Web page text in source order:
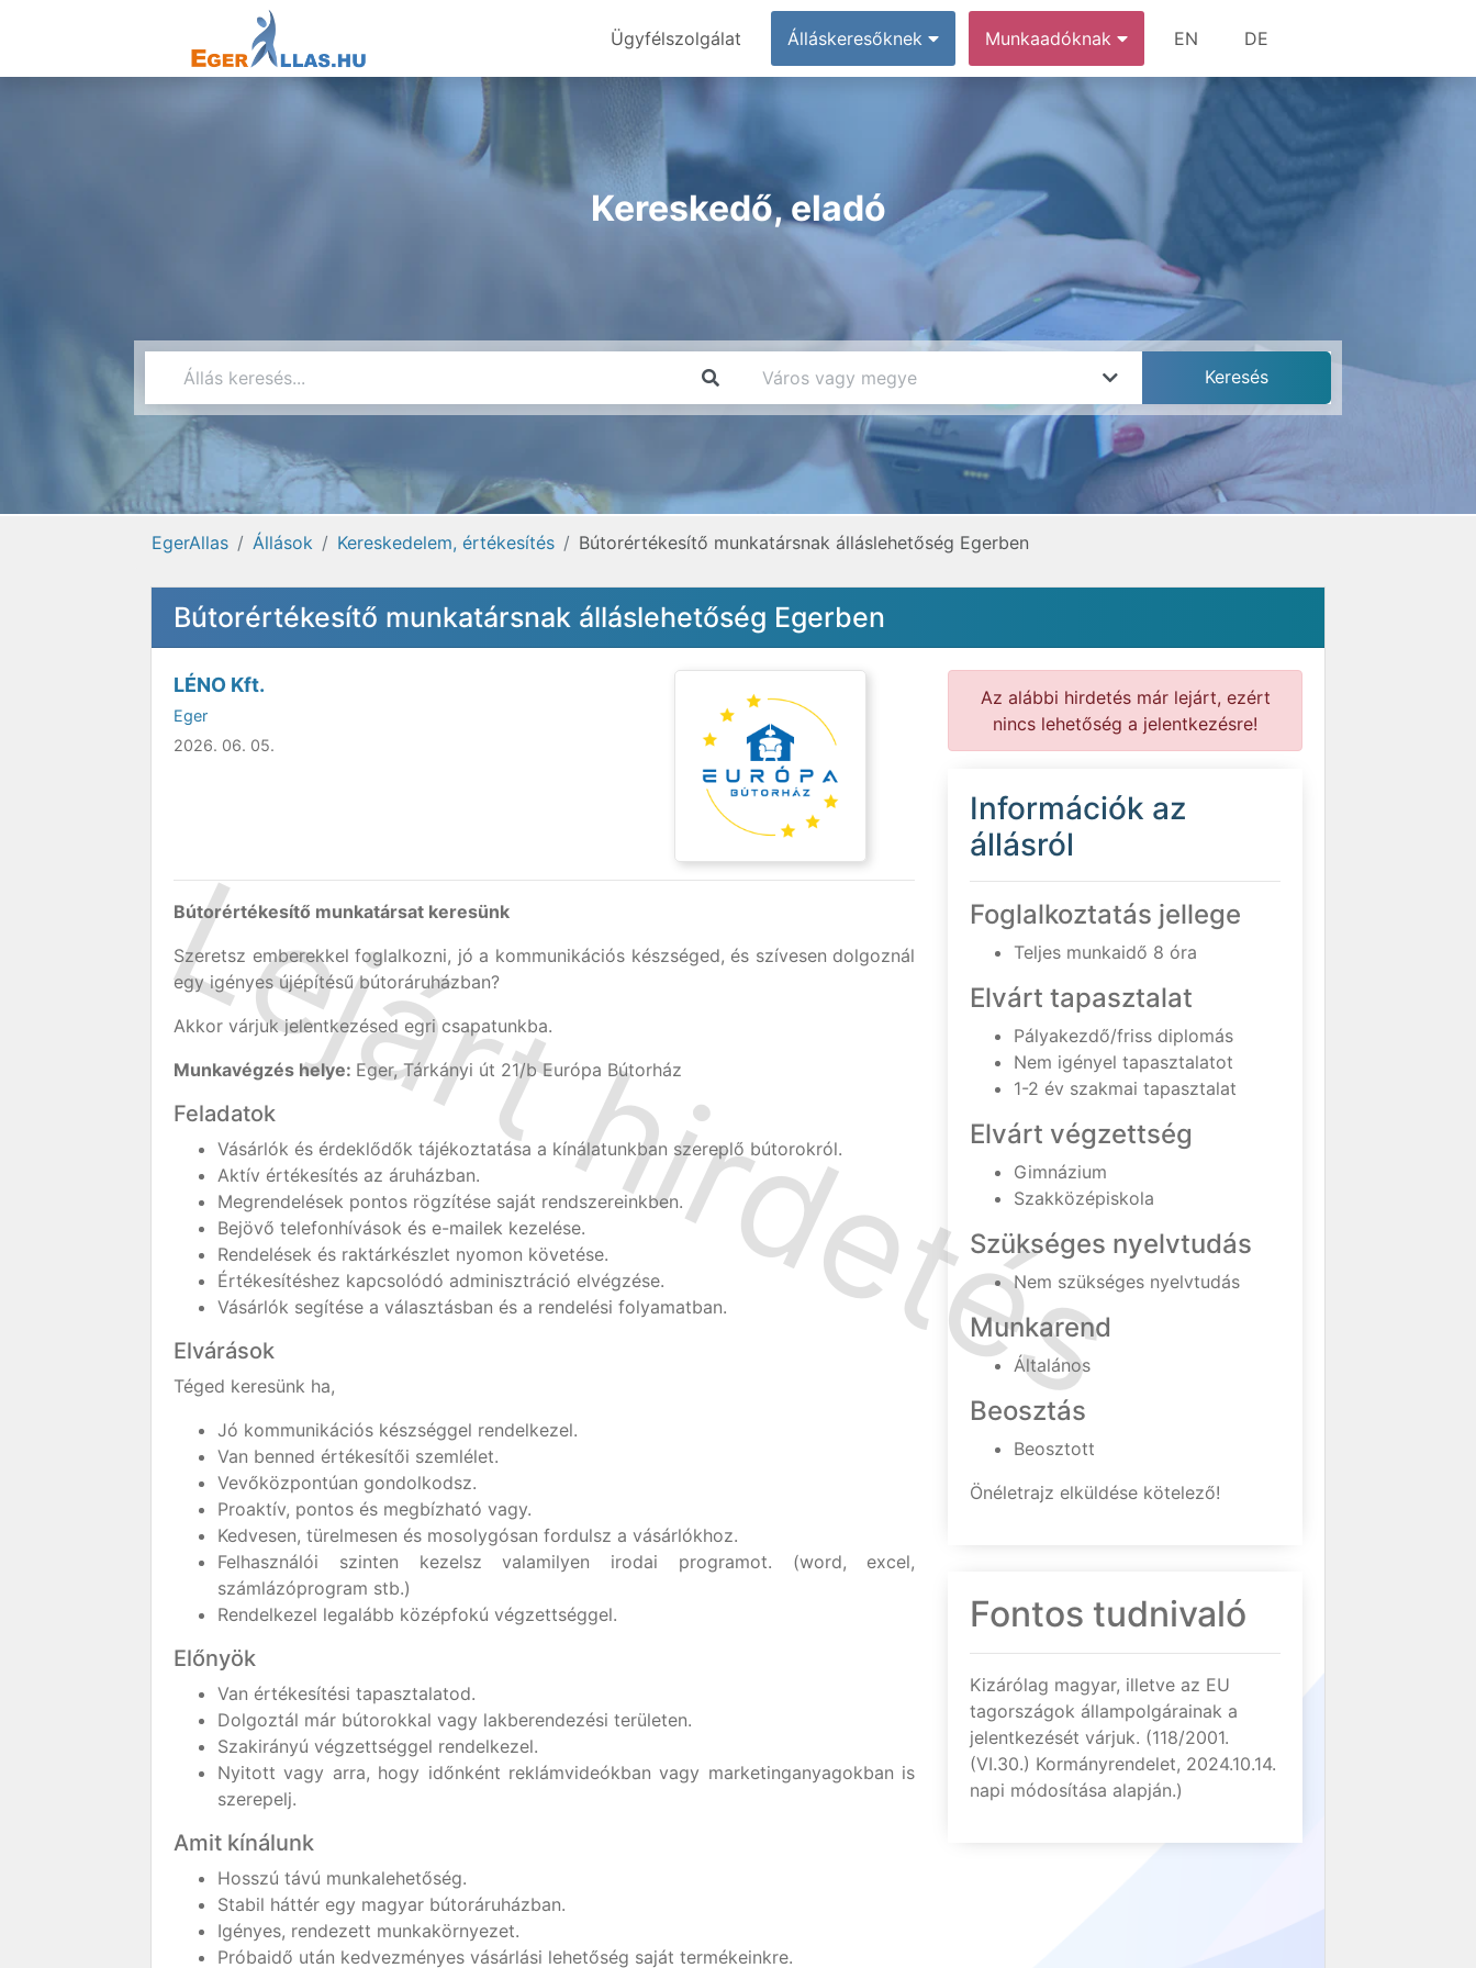
Ügyfélszolgálat Álláskeresőknek Munkaadóknak EN DE
Kereskedő, eladó
EgerAllas Állások Kereskedelem, értékesítés Bútorértékesítő munkatársnak álláslehetőség Egerben
Bútorértékesítő munkatársnak álláslehetőség Egerben
LÉNO Kft.
Eger
2026. 06. 05.
Bútorértékesítő munkatársat keresünk
Szeretsz emberekkel foglalkozni, jó a kommunikációs készséged, és szívesen dolgoznál
egy igényes újépítésű bútoráruházban?
Akkor várjuk jelentkezésed egri csapatunkba.
Munkavégzés helye: Eger, Tárkányi út 21/b Európa Bútorház
Feladatok
Vásárlók és érdeklődők tájékoztatása a kínálatunkban szereplő bútorokról.
Aktív értékesítés az áruházban.
Megrendelések pontos rögzítése saját rendszereinkben.
Bejövő telefonhívások és e-mailek kezelése.
Rendelések és raktárkészlet nyomon követése.
Értékesítéshez kapcsolódó adminisztráció elvégzése.
Vásárlók segítése a választásban és a rendelési folyamatban.
Elvárások
Téged keresünk ha,
Jó kommunikációs készséggel rendelkezel.
Van benned értékesítői szemlélet.
Vevőközpontúan gondolkodsz.
Proaktív, pontos és megbízható vagy.
Kedvesen, türelmesen és mosolygósan fordulsz a vásárlókhoz.
Felhasználói szinten kezelsz valamilyen irodai programot. (word, excel,
számlázóprogram stb.)
Rendelkezel legalább középfokú végzettséggel.
Előnyök
Van értékesítési tapasztalatod.
Dolgoztál már bútorokkal vagy lakberendezési területen.
Szakirányú végzettséggel rendelkezel.
Nyitott vagy arra, hogy időnként reklámvideókban vagy marketinganyagokban is
szerepelj.
Amit kínálunk
Hosszú távú munkalehetőség.
Stabil háttér egy magyar bútoráruházban.
Igényes, rendezett munkakörnyezet.
Próbaidő után kedvezményes vásárlási lehetőség saját termékeinkre.
Az alábbi hirdetés már lejárt, ezért
nincs lehetőség a jelentkezésre!
Információk az
állásról
Foglalkoztatás jellege
Teljes munkaidő 8 óra
Elvárt tapasztalat
Pályakezdő/friss diplomás
Nem igényel tapasztalatot
1-2 év szakmai tapasztalat
Elvárt végzettség
Gimnázium
Szakközépiskola
Szükséges nyelvtudás
Nem szükséges nyelvtudás
Munkarend
Általános
Beosztás
Beosztott
Önéletrajz elküldése kötelező!
Fontos tudnivaló
Kizárólag magyar, illetve az EU
tagországok állampolgárainak a
jelentkezését várjuk. (118/2001.
(VI.30.) Kormányrendelet, 2024.10.14.
napi módosítása alapján.)